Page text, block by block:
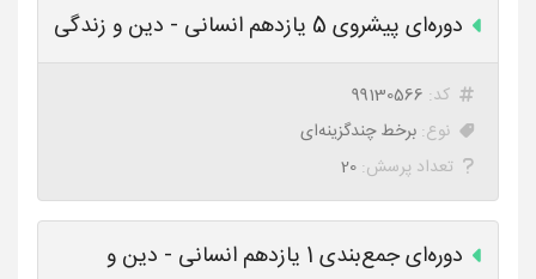
دوره‌ای پیشروی 5 یازدهم انسانی - دین و زندگی
کد: 99130566
نوع: برخط چندگزینه‌ای
تعداد پرسش: 20
دوره‌ای جمع‌بندی 1 یازدهم انسانی - دین و